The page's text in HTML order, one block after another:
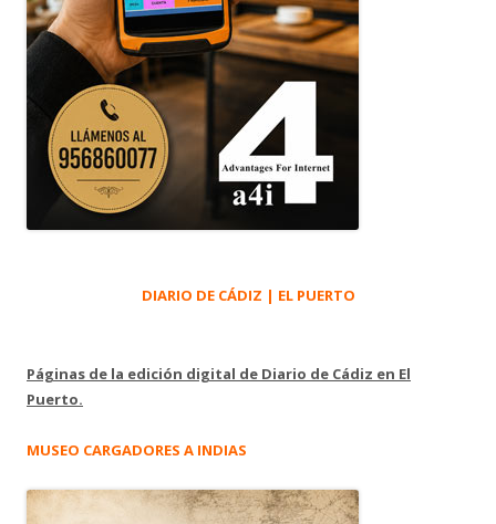
DIARIO DE CÁDIZ | EL PUERTO
Páginas de la edición digital de Diario de Cádiz en El
Puerto.
MUSEO CARGADORES A INDIAS